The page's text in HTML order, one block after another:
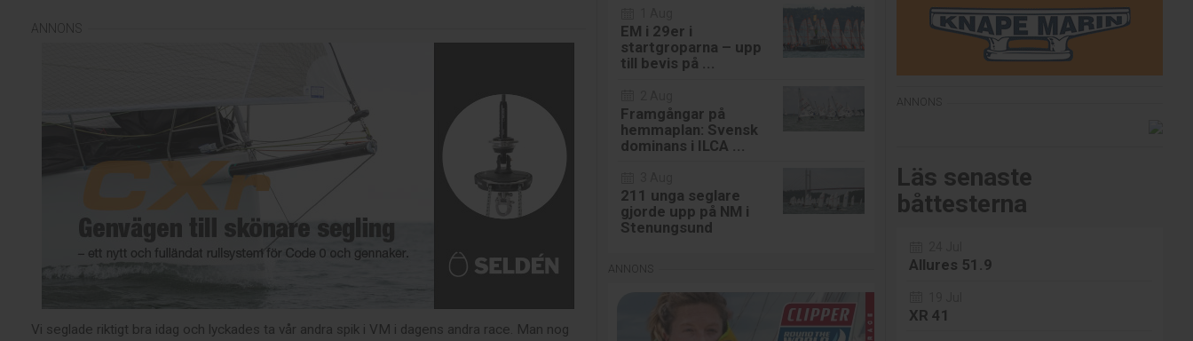
Vi seglade riktigt bra idag och lyckades ta vår andra spik i VM i dagens andra race. Man nog
EM i 29er i
startgroparna – upp
till bevis på ...
Framgångar på
hemmaplan: Svensk
dominans i ILCA ...
211 unga seglare
gjorde upp på NM i
Stenungsund
Läs senaste
båttesterna
Allures 51.9
XR 41